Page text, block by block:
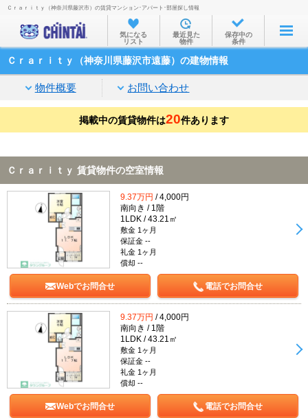
お部屋を探す
沿線・駅から
住所から
家賃相場から
通勤通学時間から
不動産会社から
TOP
Ｃｒａｒｉｔｙ（神奈川県藤沢市）の賃貸マンション･アパート･部屋探し情報
気になる
リスト
最近見た
物件
保存中の
条件
Ｃｒａｒｉｔｙ（神奈川県藤沢市遠藤）の建物情報
物件概要 お問い合わせ
掲載中の賃貸物件は20件あります
Ｃｒａｒｉｔｙ 賃貸物件の空室情報
9.37万円 / 4,000円
南向き / 1階
1LDK / 43.21㎡
敷金 1ヶ月
保証金 --
礼金 1ヶ月
償却 --
Webでお問合せ 電話でお問合せ
9.37万円 / 4,000円
南向き / 1階
1LDK / 43.21㎡
敷金 1ヶ月
保証金 --
礼金 1ヶ月
償却 --
Webでお問合せ 電話でお問合せ